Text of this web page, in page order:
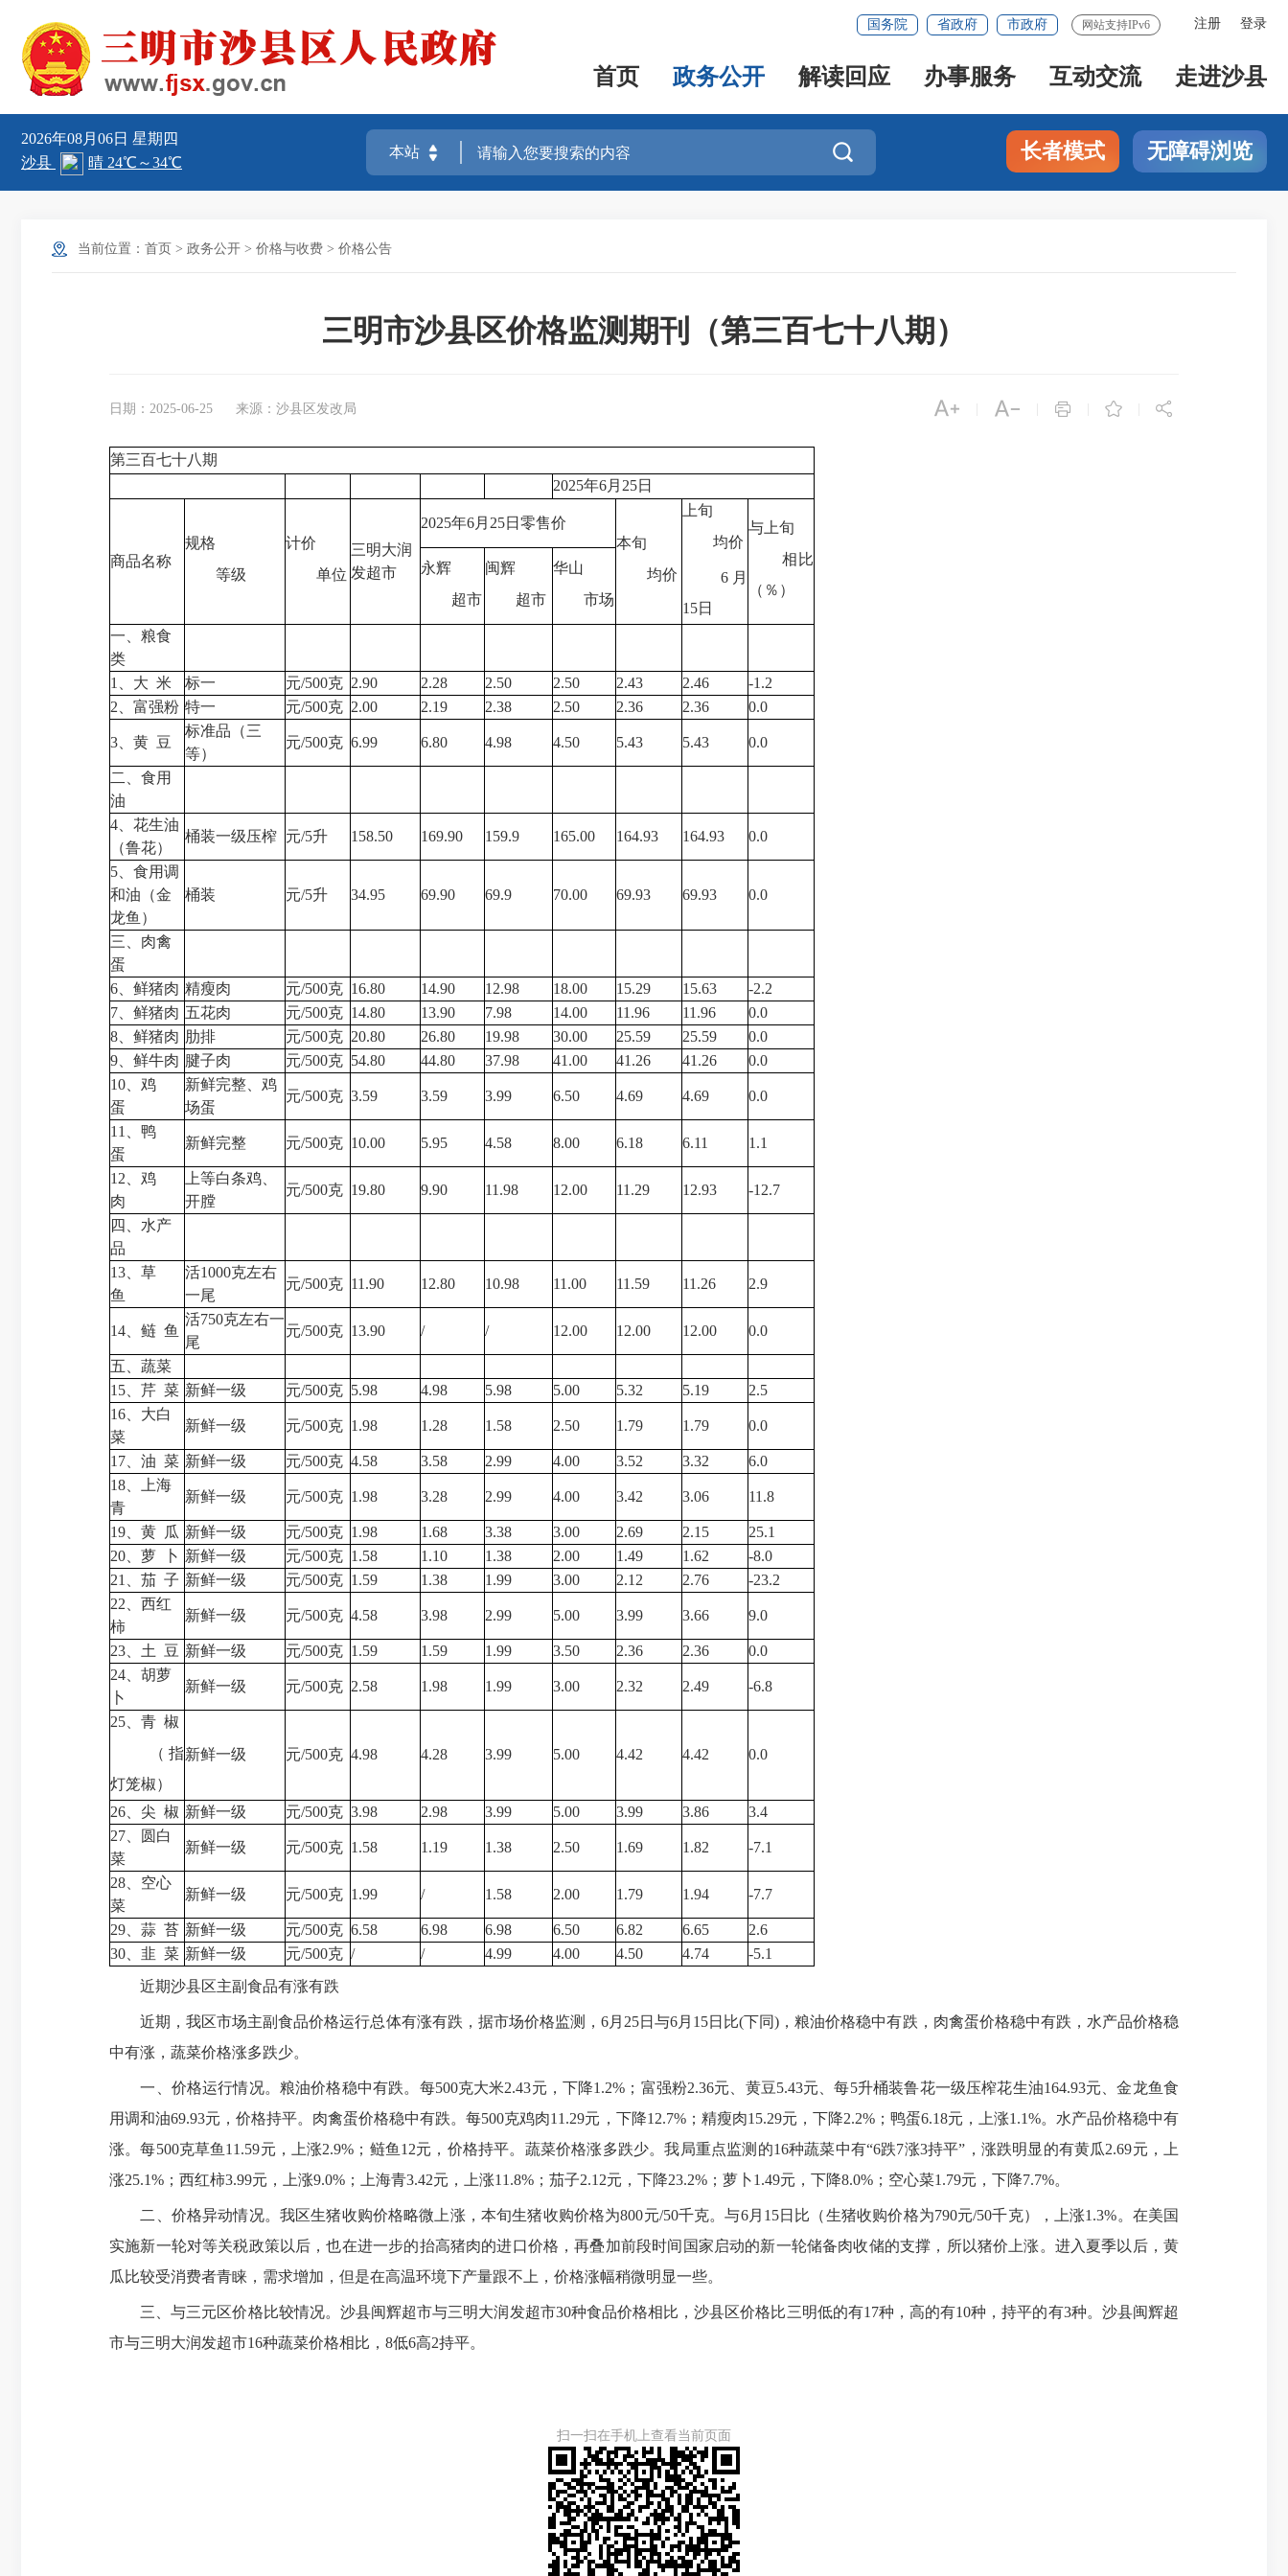
注册 登录
国务院 省政府 市政府 网站支持IPv6
首页 政务公开 解读回应 办事服务 互动交流 走进沙县
2026年08月06日 星期四
 长者模式 无障碍浏览
当前位置： 首页 > 政务公开 > 价格与收费 > 价格公告
三明市沙县区价格监测期刊（第三百七十八期）
日期：2025-06-25 来源：沙县区发改局     
第三百七十八期
2025年6月25日
商品名称
规格
等级
计价
单位
三明大润
发超市
2025年6月25日零售价
本旬
均价
上旬
均价
6月
15日
与上旬
相比
（％）
永辉
超市
闽辉
超市
华山
市场
一、粮食
类
1、大 米
标一 元/500克 2.90 2.28 2.50 2.50 2.43 2.46
-1.2
2、富强粉 特一 元/500克 2.00 2.19 2.38 2.50 2.36 2.36 0.0
3、黄 豆
标准品（三
等）
元/500克 6.99 6.80 4.98 4.50 5.43 5.43 0.0
二、食用
油
4、花生油
（鲁花）
桶装一级压榨 元/5升 158.50 169.90 159.9 165.00 164.93 164.93 0.0
5、食用调
和油（金
龙鱼）
桶装 元/5升 34.95 69.90 69.9 70.00 69.93 69.93 0.0
三、肉禽
蛋
6、鲜猪肉 精瘦肉 元/500克 16.80 14.90 12.98 18.00 15.29 15.63
-2.2
7、鲜猪肉 五花肉 元/500克 14.80 13.90 7.98 14.00 11.96 11.96
0.0
8、鲜猪肉 肋排 元/500克 20.80 26.80 19.98 30.00 25.59 25.59
0.0
9、鲜牛肉 腱子肉 元/500克 54.80 44.80 37.98 41.00 41.26 41.26
0.0
10、鸡
蛋
新鲜完整、鸡
场蛋
元/500克 3.59 3.59 3.99 6.50 4.69 4.69 0.0
11、鸭
蛋
新鲜完整 元/500克 10.00 5.95 4.58 8.00 6.18 6.11 1.1
12、鸡
肉
上等白条鸡、
开膛
元/500克 19.80 9.90 11.98 12.00 11.29 12.93 -12.7
四、水产
品
13、草
鱼
活1000克左右
一尾
元/500克 11.90 12.80 10.98 11.00 11.59 11.26 2.9
14、鲢 鱼
活750克左右一
尾
元/500克 13.90 / / 12.00 12.00 12.00 0.0
五、蔬菜
15、芹 菜 新鲜一级 元/500克 5.98 4.98 5.98 5.00 5.32 5.19
2.5
16、大白
菜
新鲜一级 元/500克 1.98 1.28 1.58 2.50 1.79 1.79 0.0
17、油 菜 新鲜一级 元/500克 4.58 3.58 2.99 4.00 3.52 3.32
6.0
18、上海
青
新鲜一级 元/500克 1.98 3.28 2.99 4.00 3.42 3.06 11.8
19、黄 瓜 新鲜一级 元/500克 1.98 1.68 3.38 3.00 2.69 2.15
25.1
20、萝 卜 新鲜一级 元/500克 1.58 1.10 1.38 2.00 1.49 1.62
-8.0
21、茄 子 新鲜一级 元/500克 1.59 1.38 1.99 3.00 2.12 2.76
-23.2
22、西红
柿
新鲜一级 元/500克 4.58 3.98 2.99 5.00 3.99 3.66 9.0
23、土 豆 新鲜一级 元/500克 1.59 1.59 1.99 3.50 2.36 2.36
0.0
24、胡萝
卜
新鲜一级 元/500克 2.58 1.98 1.99 3.00 2.32 2.49 -6.8
25、青 椒
（指
灯笼椒）
新鲜一级 元/500克 4.98 4.28 3.99 5.00 4.42 4.42 0.0
26、尖 椒 新鲜一级 元/500克 3.98 2.98 3.99 5.00 3.99 3.86
3.4
27、圆白
菜
新鲜一级 元/500克 1.58 1.19 1.38 2.50 1.69 1.82 -7.1
28、空心
菜
新鲜一级 元/500克 1.99 / 1.58 2.00 1.79 1.94 -7.7
29、蒜 苔 新鲜一级 元/500克 6.58 6.98 6.98 6.50 6.82 6.65
2.6
30、韭 菜 新鲜一级 元/500克 / / 4.99 4.00 4.50 4.74
-5.1
近期沙县区主副食品有涨有跌
近期，我区市场主副食品价格运行总体有涨有跌，据市场价格监测，6月25日与6月15日比(下同)，粮油价格稳中有跌，肉禽蛋价格稳中有跌，水产品价格稳
中有涨，蔬菜价格涨多跌少。
一、价格运行情况。粮油价格稳中有跌。每500克大米2.43元，下降1.2%；富强粉2.36元、黄豆5.43元、每5升桶装鲁花一级压榨花生油164.93元、金龙鱼食
用调和油69.93元，价格持平。肉禽蛋价格稳中有跌。每500克鸡肉11.29元，下降12.7%；精瘦肉15.29元，下降2.2%；鸭蛋6.18元，上涨1.1%。水产品价格稳中有
涨。每500克草鱼11.59元，上涨2.9%；鲢鱼12元，价格持平。蔬菜价格涨多跌少。我局重点监测的16种蔬菜中有“6跌7涨3持平”，涨跌明显的有黄瓜2.69元，上
涨25.1%；西红柿3.99元，上涨9.0%；上海青3.42元，上涨11.8%；茄子2.12元，下降23.2%；萝卜1.49元，下降8.0%；空心菜1.79元，下降7.7%。
二、价格异动情况。我区生猪收购价格略微上涨，本旬生猪收购价格为800元/50千克。与6月15日比（生猪收购价格为790元/50千克），上涨1.3%。在美国
实施新一轮对等关税政策以后，也在进一步的抬高猪肉的进口价格，再叠加前段时间国家启动的新一轮储备肉收储的支撑，所以猪价上涨。进入夏季以后，黄
瓜比较受消费者青睐，需求增加，但是在高温环境下产量跟不上，价格涨幅稍微明显一些。
三、与三元区价格比较情况。沙县闽辉超市与三明大润发超市30种食品价格相比，沙县区价格比三明低的有17种，高的有10种，持平的有3种。沙县闽辉超
市与三明大润发超市16种蔬菜价格相比，8低6高2持平。
扫一扫在手机上查看当前页面